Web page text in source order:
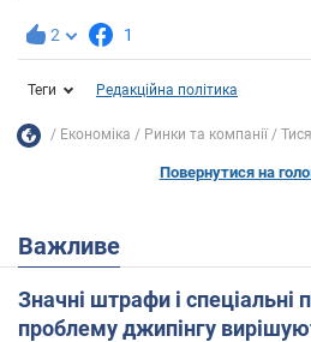
2 1
Теги Редакційна політика
Економіка Ринки та компанії
Повернутися на
Важливе
Значні штрафи і спеціальні
проблему джипінгу